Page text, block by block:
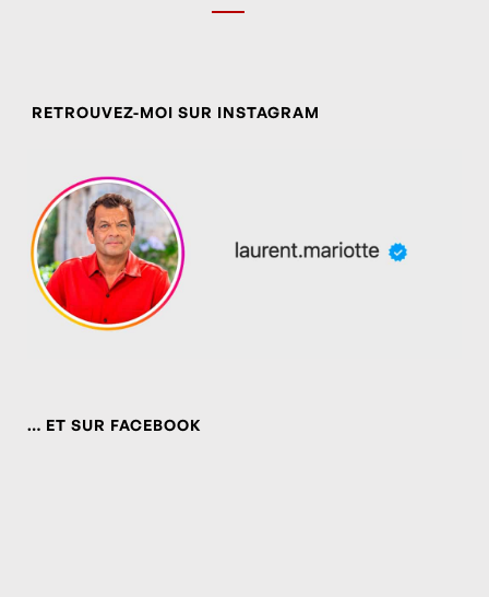
RETROUVEZ-MOI SUR INSTAGRAM
… ET SUR FACEBOOK